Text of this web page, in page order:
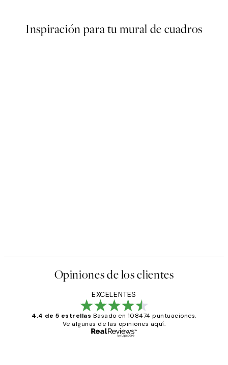
Inspiración para tu mural de cuadros
Opiniones de los clientes
EXCELENTES
4.4 de 5 estrellas Basado en 108474 puntuaciones.
Ve algunas de las opiniones aquí.